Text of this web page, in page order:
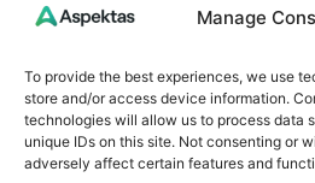
Manage
To provide the best experiences, we use
store and/or access device information.
technologies will allow us to process data
unique IDs on this site. Not consenting or
adversely affect certain features and
Redakcinė politika + Klaidų
Atsakomybės apribojimas
Naudojimosi taisyklės
Kontaktai